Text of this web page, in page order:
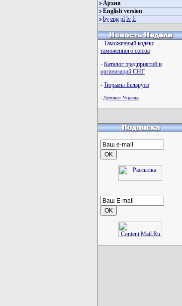
Архив
English version
by eng pl lv fr
- Таможенный кодекс
таможенного союза
- Каталог предприятий и
организаций СНГ
- Тюрьмы Беларуси
- Деловая Украина